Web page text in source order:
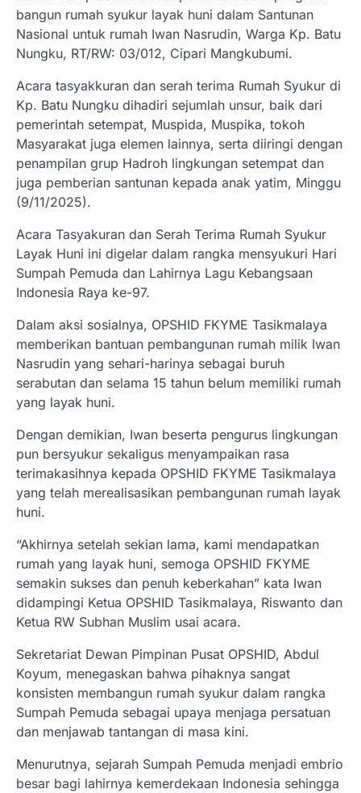
bangun rumah syukur layak huni dalam Santunan
Nasional untuk rumah Iwan Nasrudin, Warga Kp. Batu
Nungku, RT/RW: 03/012, Cipari Mangkubumi.
Acara tasyakkuran dan serah terima Rumah Syukur di
Kp. Batu Nungku dihadiri sejumlah unsur, baik dari
pemerintah setempat, Muspida, Muspika, tokoh
Masyarakat juga elemen lainnya, serta diiringi dengan
penampilan grup Hadroh lingkungan setempat dan
juga pemberian santunan kepada anak yatim, Minggu
(9/11/2025).
Acara Tasyakuran dan Serah Terima Rumah Syukur
Layak Huni ini digelar dalam rangka mensyukuri Hari
Sumpah Pemuda dan Lahirnya Lagu Kebangsaan
Indonesia Raya ke-97.
Dalam aksi sosialnya, OPSHID FKYME Tasikmalaya
memberikan bantuan pembangunan rumah milik Iwan
Nasrudin yang sehari-harinya sebagai buruh
serabutan dan selama 15 tahun belum memiliki rumah
yang layak huni.
Dengan demikian, Iwan beserta pengurus lingkungan
pun bersyukur sekaligus menyampaikan rasa
terimakasihnya kepada OPSHID FKYME Tasikmalaya
yang telah merealisasikan pembangunan rumah layak
huni.
“Akhirnya setelah sekian lama, kami mendapatkan
rumah yang layak huni, semoga OPSHID FKYME
semakin sukses dan penuh keberkahan” kata Iwan
didampingi Ketua OPSHID Tasikmalaya, Riswanto dan
Ketua RW Subhan Muslim usai acara.
Sekretariat Dewan Pimpinan Pusat OPSHID, Abdul
Koyum, menegaskan bahwa pihaknya sangat
konsisten membangun rumah syukur dalam rangka
Sumpah Pemuda sebagai upaya menjaga persatuan
dan menjawab tantangan di masa kini.
Menurutnya, sejarah Sumpah Pemuda menjadi embrio
besar bagi lahirnya kemerdekaan Indonesia sehingga